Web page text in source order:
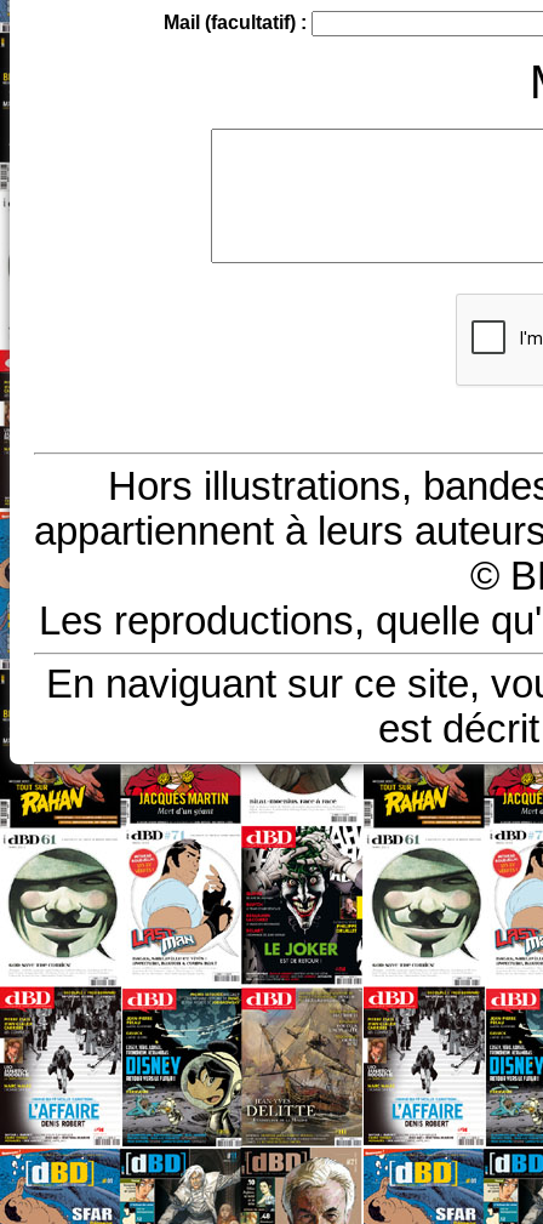
Mail (facultatif) :
Hors illustrations,
appartiennent à leurs
©
Les reproductions, quelle
En naviguant sur ce site,
est